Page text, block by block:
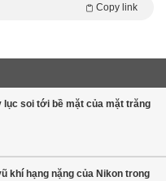
Copy link
lục soi tới bề mặt của mặt trăng
khí hạng nặng của Nikon trong